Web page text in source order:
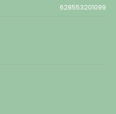
628553201099